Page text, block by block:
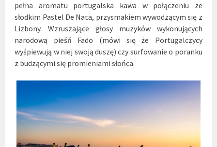
pełna aromatu portugalska kawa w połączeniu ze
słodkim Pastel De Nata, przysmakiem wywodzącym się z
Lizbony. Wzruszające głosy muzyków wykonujących
narodową pieśń Fado (mówi się że Portugalczycy
wyśpiewują w niej swoją duszę) czy surfowanie o poranku
z budzącymi się promieniami słońca.